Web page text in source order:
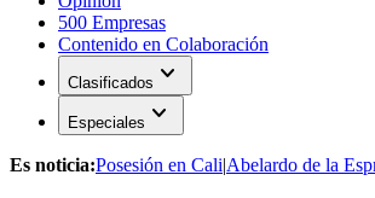
500 Empresas
Contenido en Colaboración
Clasificados expand_more
Especiales expand_more
Es noticia:Posesión en Cali|Abelardo de la